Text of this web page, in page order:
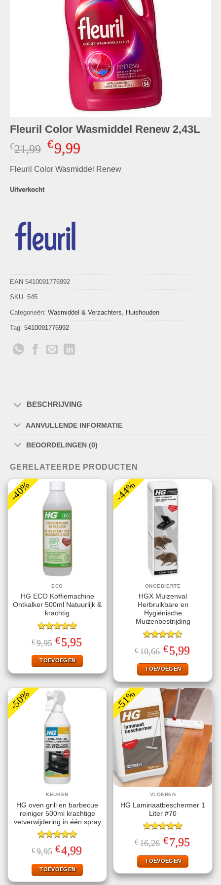
Fleuril Color Wasmiddel Renew 2,43L
€21,99 Oorspronkelijke
prijs
was:
€9,99Huidige
is:
Fleuril Color Wasmiddel Renew
Uitverkocht
EAN 5410091776992
SKU: 545
Categorieën: Wasmiddel & Verzachters Huishouden
Tag: 5410091776992
BESCHRIJVING
AANVULLENDE INFORMATIE
BEOORDELINGEN (0)
GERELATEERDE PRODUCTEN
-40%
ECO
HG ECO Koffiemachine
Ontkalker 500ml Natuurlijk &
krachtig
Gewaardeerd
5.00uit 5
€9,95 Oorspronkelijke
prijs
was:
€9,95.
€5,95
is:
€5,95.
TOEVOEGEN
-44%
ONGEDIERTE
HGX Muizenval
Herbruikbare en
Hygiënische
Muizenbestrijding
Gewaardeerd
4.47uit 5
€10,66 Oorspronkelijke
prijs
was:
€10,66.
€5,99Huidige
prijs
TOEVOEGEN
-50%
KEUKEN
HG oven grill en barbecue
reiniger 500ml krachtige
vetverwijdering in één spray
Gewaardeerd
5.00uit 5
€9,95 Oorspronkelijke
prijs
was:
€9,95.
€4,99
is:
€4,99.
TOEVOEGEN
-51%
VLOEREN
HG Laminaatbeschermer 1
Liter #70
Gewaardeerd
5.00uit 5
€16,26 Oorspronkelijke
prijs
was:
€16,26.
€7,95prijs
TOEVOEGEN